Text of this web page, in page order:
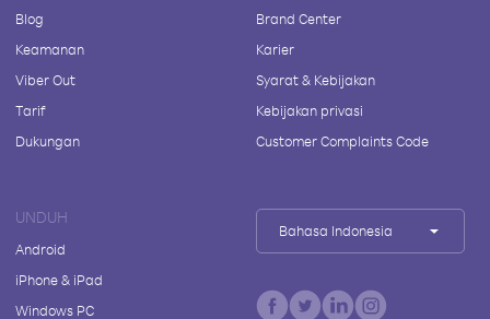
Blog
Keamanan
Viber Out
Tarif
Dukungan
Brand Center
Karier
Syarat & Kebijakan
Kebijakan privasi
Customer Complaints Code
UNDUH
Android
iPhone & iPad
Windows PC
Bahasa Indonesia